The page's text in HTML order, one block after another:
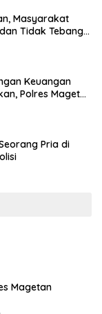
Masyarakat
Tidak Tebang
Keuangan
Polres Magetan
Pria di
Magetan